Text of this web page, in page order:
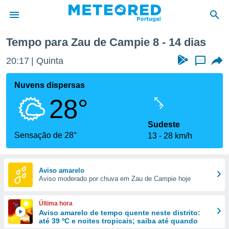
da
foi
fornecidas
a este
das
e
forma
digital
Tempo para Zau de Campie 8 - 14 dias
20:17 Quinta ...
Nuvens dispersas
28°
Sensação de 28°
Sudeste
13
28 km/h
Aviso amarelo
Aviso moderado por chuva em Zau de Campie hoje
Última hora
Aviso amarelo de tempo quente neste distrito:
até 39 ºC e noites tropicais; saiba até quando